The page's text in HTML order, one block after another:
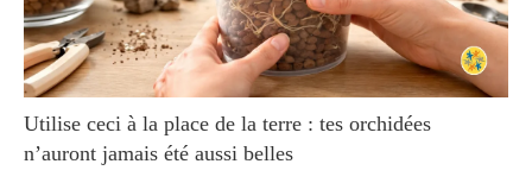
Utilise ceci à la place de la terre : tes orchidées
n’auront jamais été aussi belles